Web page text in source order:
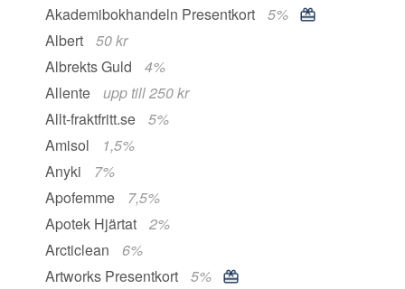
Akademibokhandeln Presentkort
5%
Albert
50 kr
Albrekts Guld
4%
Allente
upp till 250 kr
Allt-fraktfritt.se
5%
Amisol
1,5%
Anyki
7%
Apofemme
7,5%
Apotek Hjärtat
2%
Arcticlean
6%
Artworks Presentkort
5%